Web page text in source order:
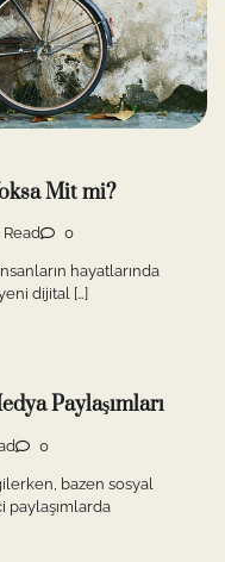
Mit mi?
Read 0
hayatlarında
dijital […]
Paylaşımları
0
bazen sosyal
paylaşımlarda